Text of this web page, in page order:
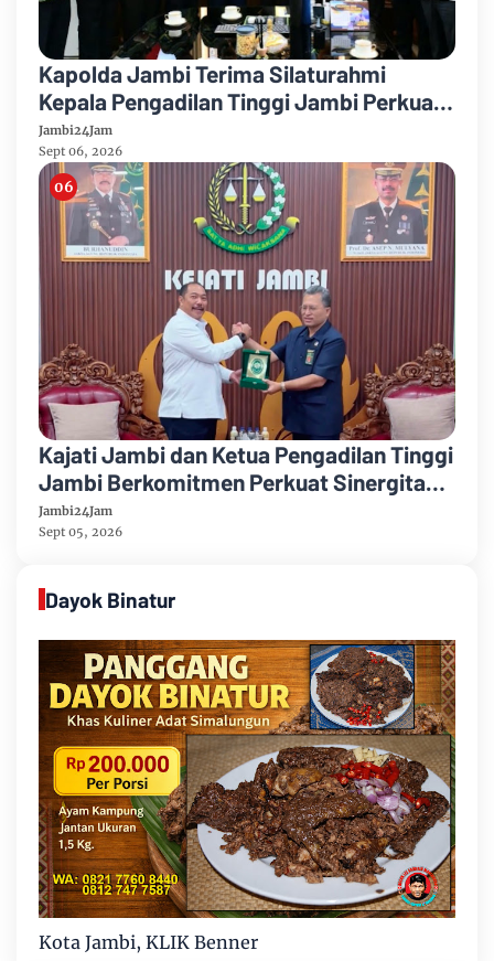
Kapolda Jambi Terima Silaturahmi
Kepala Pengadilan Tinggi Jambi Perkuat
Sinergi Antar Lembaga
Jambi24Jam
Sept 06, 2026
Kajati Jambi dan Ketua Pengadilan Tinggi
Jambi Berkomitmen Perkuat Sinergitas
Penegakan Hukum
Jambi24Jam
Sept 05, 2026
Dayok Binatur
Kota Jambi, KLIK Benner